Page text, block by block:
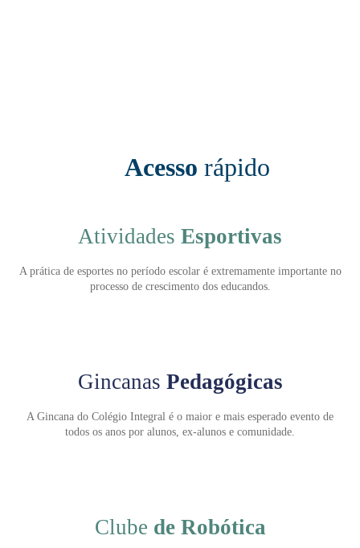
Acesso rápido
Atividades Esportivas
A prática de esportes no período escolar é extremamente importante no
processo de crescimento dos educandos.
Gincanas Pedagógicas
A Gincana do Colégio Integral é o maior e mais esperado evento de
todos os anos por alunos, ex-alunos e comunidade.
Clube de Robótica